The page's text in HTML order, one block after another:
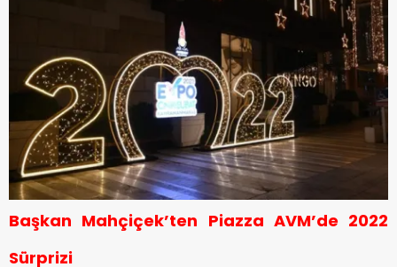
Başkan Mahçiçek’ten Piazza AVM’de 2022
Sürprizi